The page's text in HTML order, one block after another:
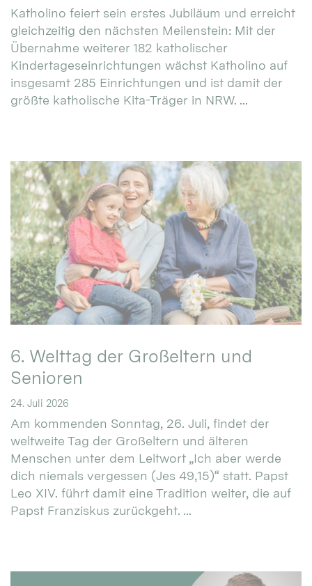
Katholino feiert sein erstes Jubiläum und erreicht
gleichzeitig den nächsten Meilenstein: Mit der
Übernahme weiterer 182 katholischer
Kindertageseinrichtungen wächst Katholino auf
insgesamt 285 Einrichtungen und ist damit der
größte katholische Kita-Träger in NRW. ...
6. Welttag der Großeltern und
Senioren
24. Juli 2026
Am kommenden Sonntag, 26. Juli, findet der
weltweite Tag der Großeltern und älteren
Menschen unter dem Leitwort „Ich aber werde
dich niemals vergessen (Jes 49,15)“ statt. Papst
Leo XIV. führt damit eine Tradition weiter, die auf
Papst Franziskus zurückgeht. ...